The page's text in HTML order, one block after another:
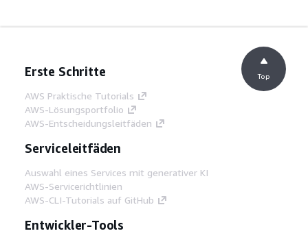
Erste Schritte
AWS Praktische Tutorials
AWS-Lösungsportfolio
AWS-Entscheidungsleitfäden
Serviceleitfäden
Auswahl eines Services mit generativer KI
AWS-Servicerichtlinien
AWS-CLI-Tutorials auf GitHub
Entwickler-Tools
Top